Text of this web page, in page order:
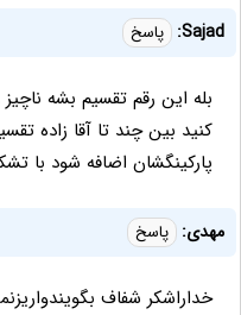
Sajad: پاسخ
بله این رقم تقسیم بشه
کنید بین چند تا آقا زاده
پارکینگشان اضافه شود با
مهدی: پاسخ
خداراشکر شفاف